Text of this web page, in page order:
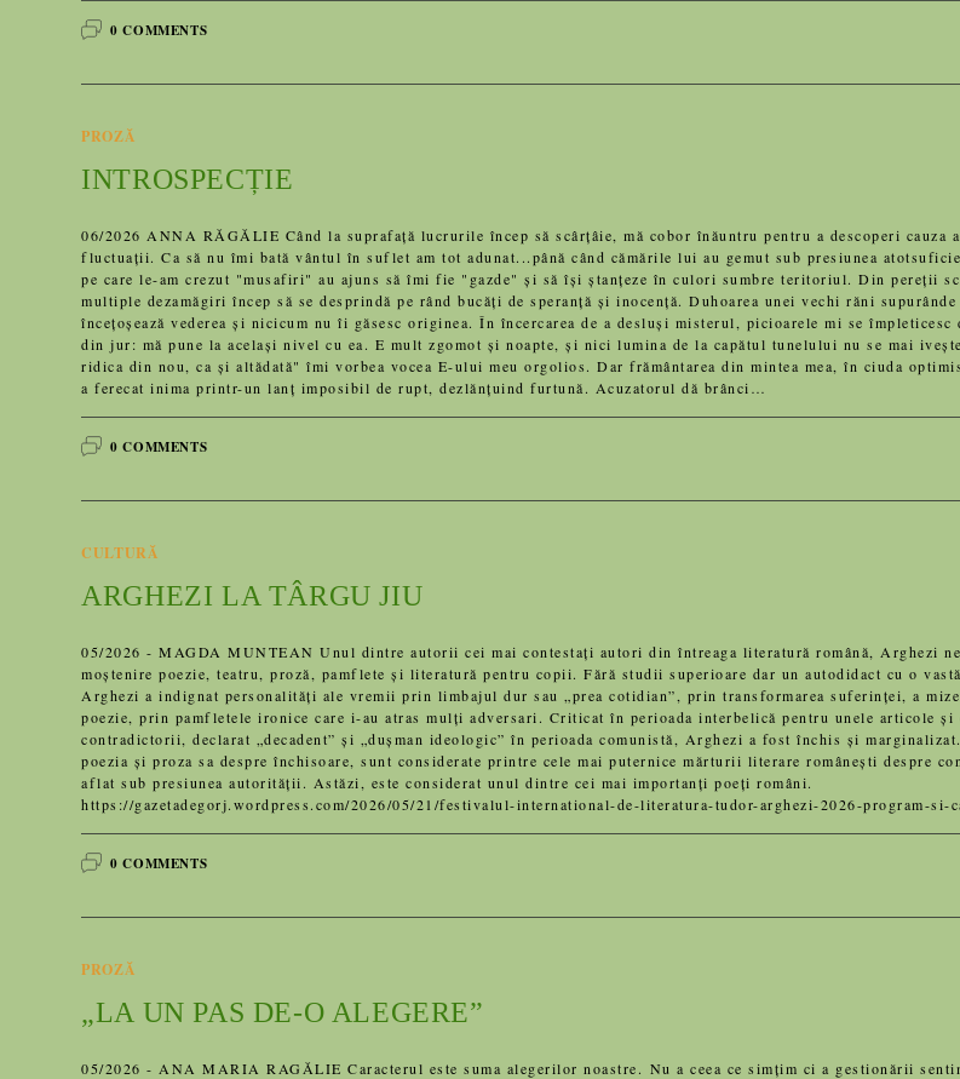
0 COMMENTS
PROZĂ
INTROSPECȚIE
06/2026 ANNA RĂGĂLIE Când la suprafață lucrurile încep să scârțâie, mă cobor înăuntru pentru a descoperi cauza
fluctuații. Ca să nu îmi bată vântul în suflet am tot adunat...până când cămările lui au gemut sub presiunea
pe care le-am crezut "musafiri" au ajuns să îmi fie "gazde" și să își ștanțeze în culori sumbre teritoriul. Din pereții
multiple dezamăgiri încep să se desprindă pe rând bucăți de speranță și inocență. Duhoarea unei vechi răni
încețoșează vederea și nicicum nu îi găsesc originea. În încercarea de a desluși misterul, picioarele mi se împleticesc
din jur: mă pune la același nivel cu ea. E mult zgomot și noapte, și nici lumina de la capătul tunelului nu se mai
ridica din nou, ca și altădată" îmi vorbea vocea E-ului meu orgolios. Dar frământarea din mintea mea, în ciuda
a ferecat inima printr-un lanț imposibil de rupt, dezlănțuind furtună. Acuzatorul dă brânci…
0 COMMENTS
CULTURĂ
ARGHEZI LA TÂRGU JIU
05/2026 - MAGDA MUNTEAN Unul dintre autorii cei mai contestați autori din întreaga literatură română, Arghezi
moștenire poezie, teatru, proză, pamflete și literatură pentru copii. Fără studii superioare dar un autodidact cu o
Arghezi a indignat personalități ale vremii prin limbajul dur sau „prea cotidian”, prin transformarea suferinței, a
poezie, prin pamfletele ironice care i-au atras mulți adversari. Criticat în perioada interbelică pentru unele articole și
contradictorii, declarat „decadent” și „dușman ideologic” în perioada comunistă, Arghezi a fost închis și
poezia și proza sa despre închisoare, sunt considerate printre cele mai puternice mărturii literare românești despre
aflat sub presiunea autorității. Astăzi, este considerat unul dintre cei mai importanți poeți români.
https://gazetadegorj.wordpress.com/2026/05/21/festivalul-international-de-literatura-tudor-arghezi-2026-program-si-
0 COMMENTS
PROZĂ
„LA UN PAS DE-O ALEGERE”
05/2026 - ANA MARIA RAGĂLIE Caracterul este suma alegerilor noastre. Nu a ceea ce simțim ci a gestionării